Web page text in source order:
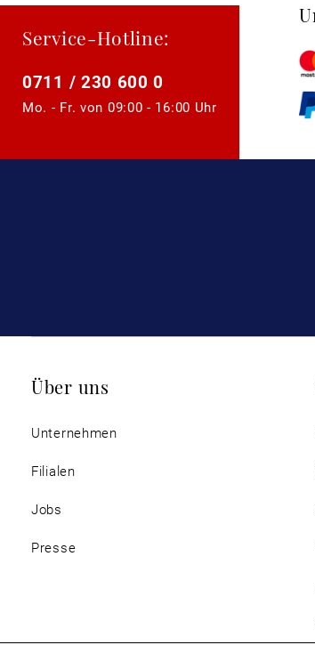
Service-Hotline:
0711 / 230 600 0
Mo. - Fr. von 09:00 - 16:00 Uhr
Über uns
Unternehmen
Filialen
Jobs
Presse